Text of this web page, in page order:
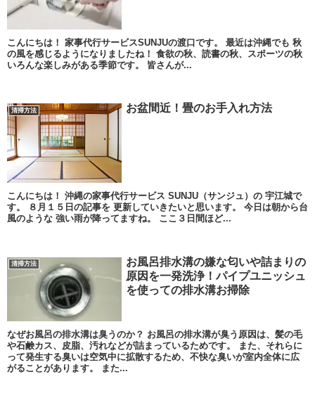
こんにちは！ 家事代行サービスSUNJUの渡口です。 最近は沖縄でも 秋
の風を感じるようになりましたね！ 食欲の秋、読書の秋、スポーツの秋
いろんな楽しみがある季節です。 皆さんが...
清掃方法 お盆間近！畳のお手入れ方法
こんにちは！ 沖縄の家事代行サービス SUNJU（サンジュ）の 宇江城で
す。 ８月１５日の記事を 更新していきたいと思います。 今日は朝から台
風のような 強い雨が降ってますね。 ここ３日間ほど...
清掃方法
お風呂排水溝の嫌な匂いや詰まりの
原因を一発洗浄！パイプユニッシュ
を使っての排水溝お掃除
なぜお風呂の排水溝は臭うのか？ お風呂の排水溝が臭う原因は、髪の毛
や石鹸カス、皮脂、汚れなどが詰まっているためです。 また、それらに
って発生する臭いは空気中に拡散するため、不快な臭いが室内全体に広
がることがあります。 また...